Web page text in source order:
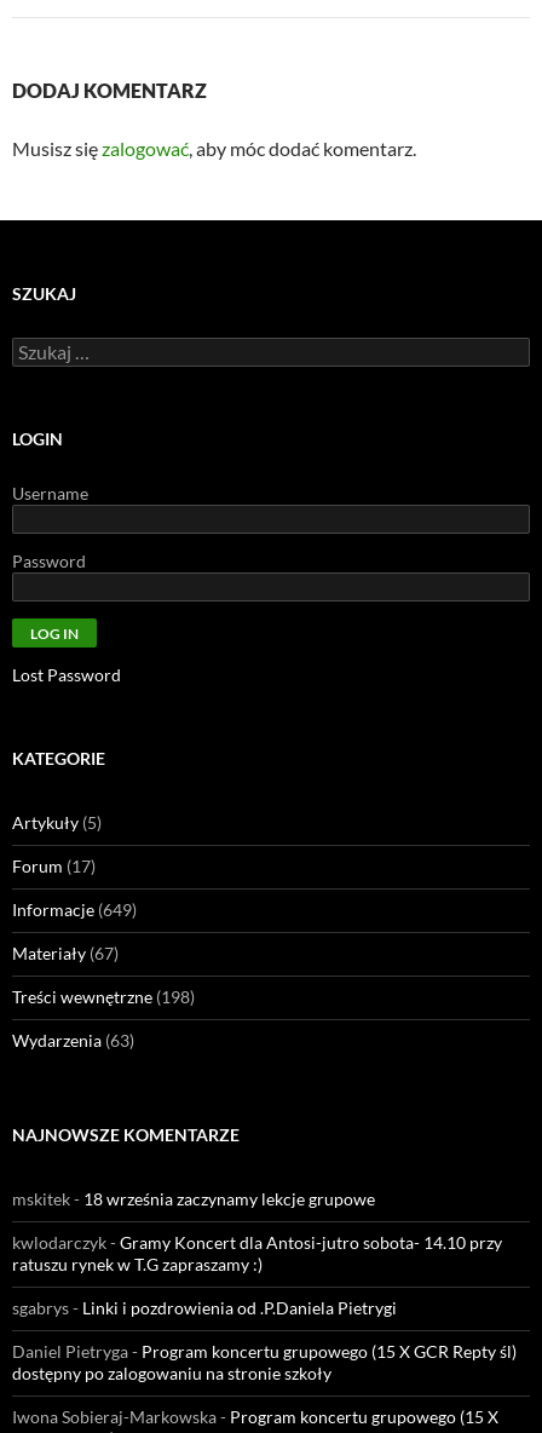
DODAJ KOMENTARZ
Musisz sięzalogować, aby móc dodać komentarz.
SZUKAJ
Szukaj:
LOGIN
Username
Password
Lost Password
KATEGORIE
Artykuły (5)
Forum (17)
Informacje (649)
Materiały (67)
Treści wewnętrzne (198)
Wydarzenia (63)
NAJNOWSZE KOMENTARZE
mskitek- 18 września zaczynamy lekcje grupowe
kwlodarczyk-Gramy Koncert dla Antosi-jutro sobota- 14.10 przy
ratuszu rynek w T.G zapraszamy :)
sgabrys- Linki i pozdrowienia od .P.Daniela Pietrygi
Daniel Pietryga- Program koncertu grupowego (15 X GCR Repty śl)
dostępny po zalogowaniu na stronie szkoły
Iwona Sobieraj-Markowska- Program koncertu grupowego (15 X